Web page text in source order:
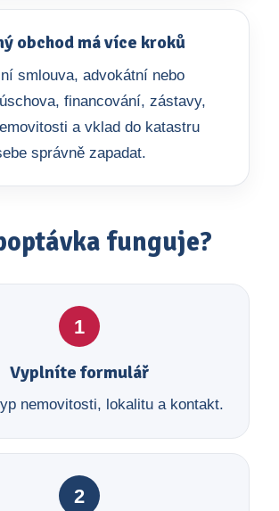
obchod má více kroků
smlouva, advokátní nebo
financování, zástavy,
a vklad do katastru
správně zapadat.
funguje?
1
Vyplníte formulář
nemovitosti, lokalitu a kontakt.
2